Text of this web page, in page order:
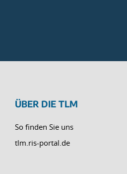
ÜBER DIE TLM
So finden Sie uns
tlm.ris-portal.de